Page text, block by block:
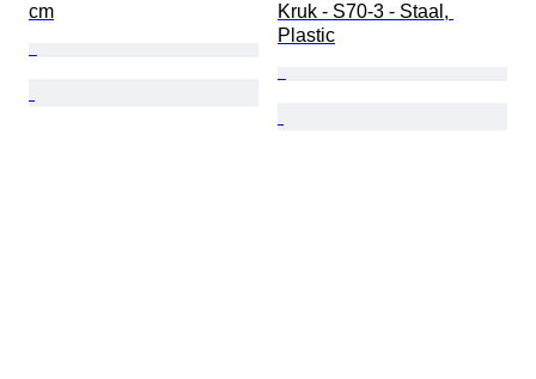
cm
Kruk - S70-3 - Staal,
Plastic